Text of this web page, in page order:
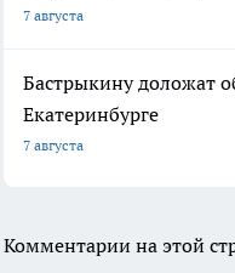
7 августа
Бастрыкину доложат
Екатеринбурге
7 августа
Комментарии на этой